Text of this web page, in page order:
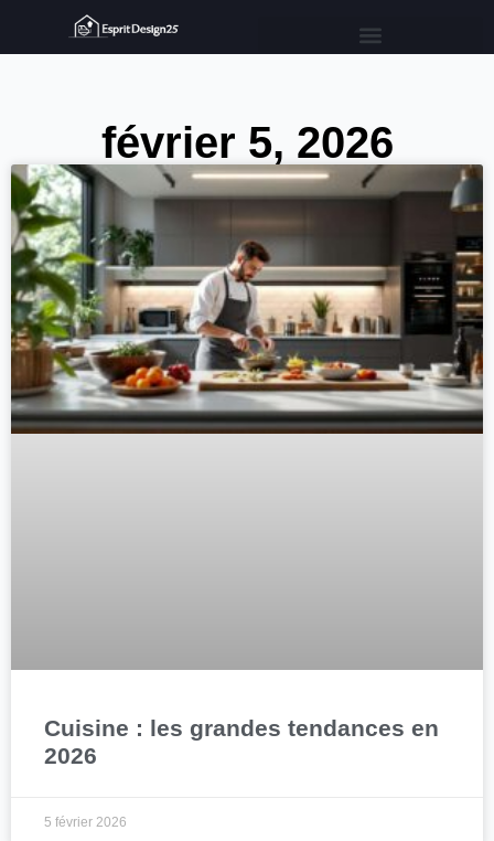
février 5, 2026
Cuisine : les grandes tendances en
2026
5 février 2026